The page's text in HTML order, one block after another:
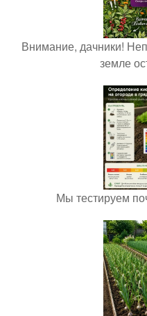
Внимание, дачники!
земле
Мы тестируем